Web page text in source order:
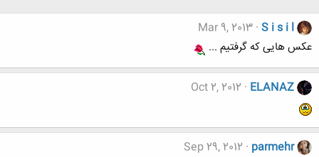
S i s i l
Mar 9, 2013
عکس هایی که گرفتیم ...
ELANAZ
Oct 2, 2012
parmehr
Sep 29, 2012